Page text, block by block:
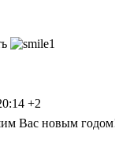
+2
Вас новым